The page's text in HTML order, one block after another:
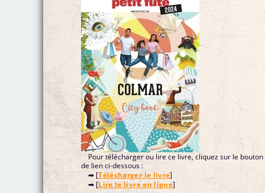
Pour télécharger ou lire ce livre, cliquez sur le bouton
de lien ci-dessous :
➡ [Télécharger le livre]
➡ [Lire le livre en ligne]